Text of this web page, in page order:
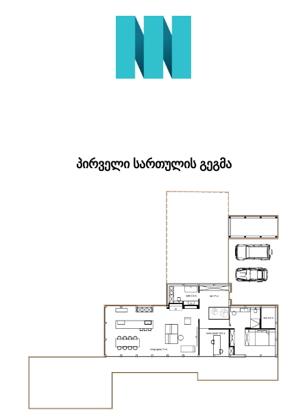
ᲞᲘᲠᲕᲔᲚᲘ ᲡᲐᲠᲗᲣᲚᲘᲡ ᲒᲔᲒᲛᲐ